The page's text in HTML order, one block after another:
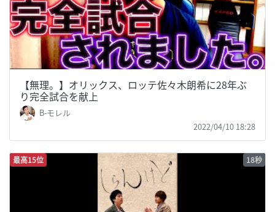
【無理。】オリックス、ロッテ佐々木朗希に28年ぶ
り完全試合を献上
B-モレル
2022/04/10 18:28
最高15位 18秒